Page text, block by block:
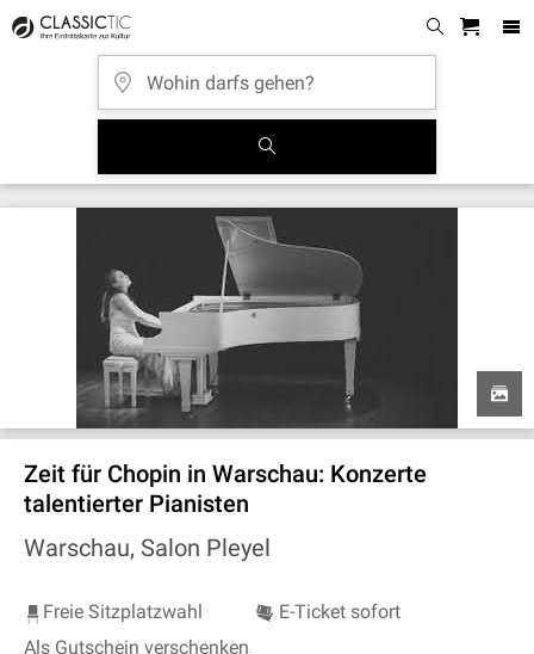
Zeit für Chopin in Warschau: Konzerte
talentierter Pianisten
Warschau, Salon Pleyel
Freie Sitzplatzwahl
E-Ticket sofort
Als Gutschein verschenken